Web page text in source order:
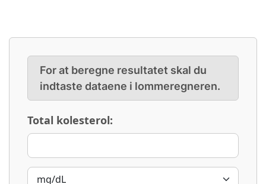
For at beregne resultatet skal du
indtaste dataene i lommeregneren.
Total kolesterol: